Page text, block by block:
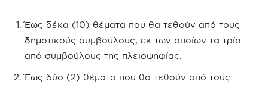
Έως δέκα (10) θέματα που θα τεθούν από τους
δημοτικούς συμβούλους, εκ των οποίων τα τρία
από συμβούλους της πλειοψηφίας.
Έως δύο (2) θέματα που θα τεθούν από τους